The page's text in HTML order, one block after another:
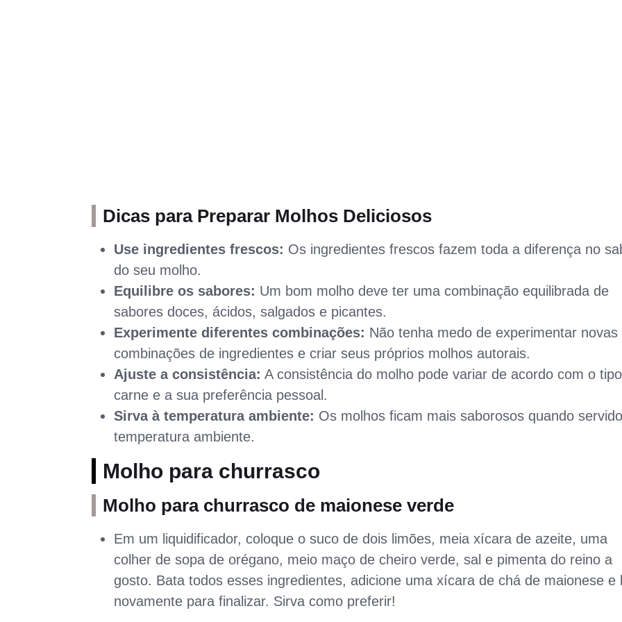
Dicas para Preparar Molhos Deliciosos
Use ingredientes frescos: Os ingredientes frescos fazem toda a diferença no
do seu molho.
Equilibre os sabores: Um bom molho deve ter uma combinação equilibrada de
sabores doces, ácidos, salgados e picantes.
Experimente diferentes combinações: Não tenha medo de experimentar novas
combinações de ingredientes e criar seus próprios molhos autorais.
Ajuste a consistência: A consistência do molho pode variar de acordo com o
carne e a sua preferência pessoal.
Sirva à temperatura ambiente: Os molhos ficam mais saborosos quando
temperatura ambiente.
Molho para churrasco
Molho para churrasco de maionese verde
Em um liquidificador, coloque o suco de dois limões, meia xícara de azeite, uma
colher de sopa de orégano, meio maço de cheiro verde, sal e pimenta do reino a
gosto. Bata todos esses ingredientes, adicione uma xícara de chá de maionese e
novamente para finalizar. Sirva como preferir!